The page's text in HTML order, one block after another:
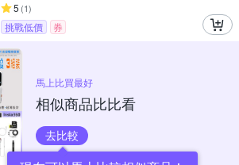
5 (1)
挑戰低價 券
馬上比買最好
相似商品比比看
去比較